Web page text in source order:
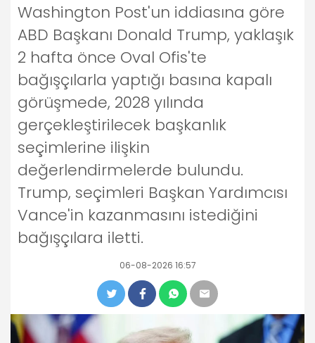
Washington Post'un iddiasına göre
ABD Başkanı Donald Trump, yaklaşık
2 hafta önce Oval Ofis'te
bağışçılarla yaptığı basına kapalı
görüşmede, 2028 yılında
gerçekleştirilecek başkanlık
seçimlerine ilişkin
değerlendirmelerde bulundu.
Trump, seçimleri Başkan Yardımcısı
Vance'in kazanmasını istediğini
bağışçılara iletti.
06-08-2026 16:57